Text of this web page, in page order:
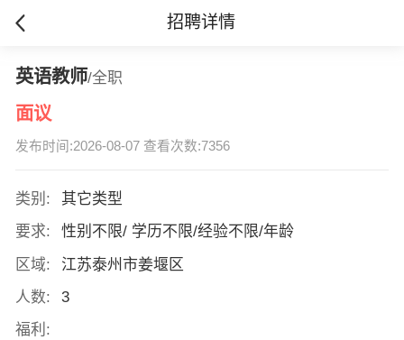
招聘详情
英语教师/全职
面议
发布时间:2026-08-07 查看次数:7356
类别:
其它类型
要求:
性别不限/ 学历不限/经验不限/年龄
区域:
江苏泰州市姜堰区
人数:
3
福利: